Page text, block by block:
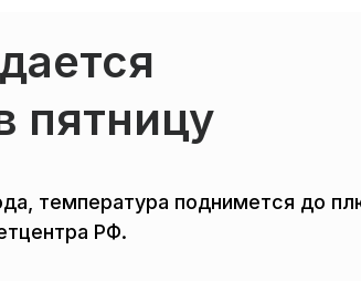
пятницу
температура поднимется до
РФ.